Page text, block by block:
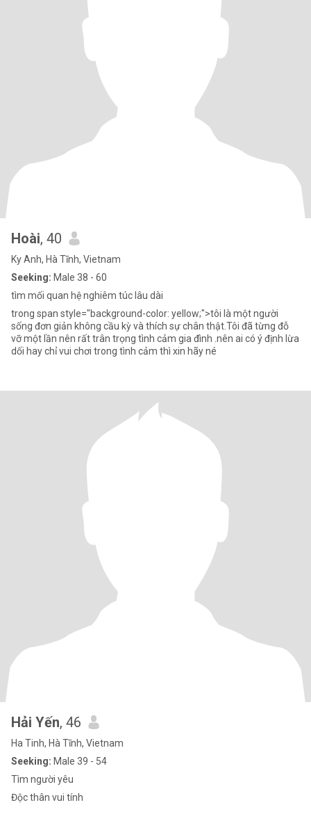
Hoài, 40
Ky Anh, Hà Tĩnh, Vietnam
Seeking: Male 38 - 60
tìm mối quan hệ nghiêm túc lâu dài
trong span style="background-color: yellow;">tôi là một người
sống đơn giản không cầu kỳ và thích sự chân thật.Tôi đã từng đỗ
vỡ một lần nên rất trân trọng tình cảm gia đình .nên ai có ý định lừa
dối hay chỉ vui chơi trong tình cảm thì xin hãy né
Hải Yến, 46
Ha Tinh, Hà Tĩnh, Vietnam
Seeking: Male 39 - 54
Tìm người yêu
Độc thân vui tính